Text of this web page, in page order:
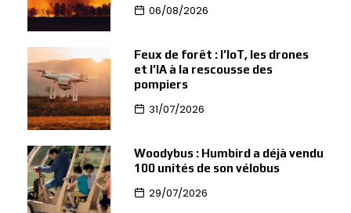
06/08/2026
Feux de forêt : l’IoT, les drones
et l’IA à la rescousse des
pompiers
31/07/2026
Woodybus : Humbird a déjà vendu
100 unités de son vélobus
29/07/2026